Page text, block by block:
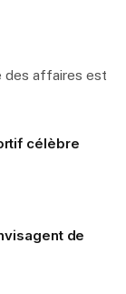
des affaires est
célèbre
de